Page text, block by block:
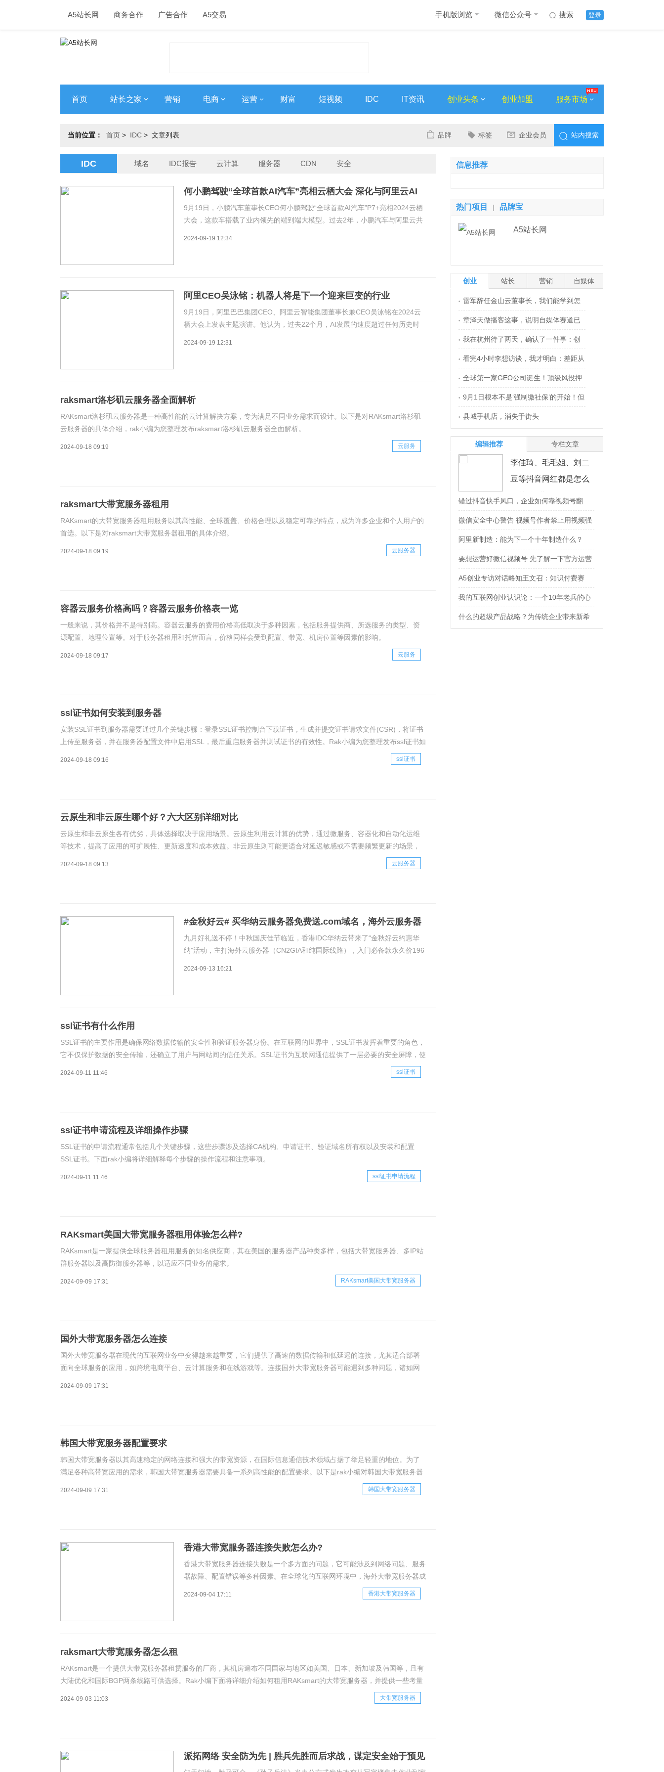
A5站长网 商务合作 广告合作 A5交易 登录
搜索
手机版浏览 微信公众号
首页 站长之家 营销 电商 运营 财富 短视频 IDC IT资讯 创业头条 创业加盟 服务市场
当前位置： 首页 > IDC > 文章列表 品牌 标签 企业会员 站内搜索
IDC 域名 IDC报告 云计算 服务器 CDN 安全
何小鹏驾驶“全球首款AI汽车”亮相云栖大会 深化与阿里云AI
算力合作
9月19日，小鹏汽车董事长CEO何小鹏驾驶“全球首款AI汽车”P7+亮相2024云栖
大会，这款车搭载了业内领先的端到端大模型。过去2年，小鹏汽车与阿里云共
2024-09-19 12:34
阿里CEO吴泳铭：机器人将是下一个迎来巨变的行业
9月19日，阿里巴巴集团CEO、阿里云智能集团董事长兼CEO吴泳铭在2024云
栖大会上发表主题演讲。他认为，过去22个月，AI发展的速度超过任何历史时
2024-09-19 12:31
raksmart洛杉矶云服务器全面解析
RAKsmart洛杉矶云服务器是一种高性能的云计算解决方案，专为满足不同业务需求而设计。以下是对RAKsmart洛杉矶
云服务器的具体介绍，rak小编为您整理发布raksmart洛杉矶云服务器全面解析。
2024-09-18 09:19 云服务
raksmart大带宽服务器租用
RAKsmart的大带宽服务器租用服务以其高性能、全球覆盖、价格合理以及稳定可靠的特点，成为许多企业和个人用户的
首选。以下是对raksmart大带宽服务器租用的具体介绍。
2024-09-18 09:19 云服务器
容器云服务价格高吗？容器云服务价格表一览
一般来说，其价格并不是特别高。容器云服务的费用价格高低取决于多种因素，包括服务提供商、所选服务的类型、资
源配置、地理位置等。对于服务器租用和托管而言，价格同样会受到配置、带宽、机房位置等因素的影响。
2024-09-18 09:17 云服务
ssl证书如何安装到服务器
安装SSL证书到服务器需要通过几个关键步骤：登录SSL证书控制台下载证书，生成并提交证书请求文件(CSR)，将证书
上传至服务器，并在服务器配置文件中启用SSL，最后重启服务器并测试证书的有效性。Rak小编为您整理发布ssl证书如
2024-09-18 09:16 ssl证书
云原生和非云原生哪个好？六大区别详细对比
云原生和非云原生各有优劣，具体选择取决于应用场景。云原生利用云计算的优势，通过微服务、容器化和自动化运维
等技术，提高了应用的可扩展性、更新速度和成本效益。非云原生则可能更适合对延迟敏感或不需要频繁更新的场景，
2024-09-18 09:13 云服务器
#金秋好云# 买华纳云服务器免费送.com域名，海外云服务器
低至16元/月
九月好礼送不停！中秋国庆佳节临近，香港IDC华纳云带来了“金秋好云约惠华
纳”活动，主打海外云服务器（CN2GIA和纯国际线路），入门必备款永久价196
2024-09-13 16:21
ssl证书有什么作用
SSL证书的主要作用是确保网络数据传输的安全性和验证服务器身份。在互联网的世界中，SSL证书发挥着重要的角色，
它不仅保护数据的安全传输，还确立了用户与网站间的信任关系。SSL证书为互联网通信提供了一层必要的安全屏障，使
2024-09-11 11:46 ssl证书
ssl证书申请流程及详细操作步骤
SSL证书的申请流程通常包括几个关键步骤，这些步骤涉及选择CA机构、申请证书、验证域名所有权以及安装和配置
SSL证书。下面rak小编将详细解释每个步骤的操作流程和注意事项。
2024-09-11 11:46 ssl证书申请流程
RAKsmart美国大带宽服务器租用体验怎么样?
RAKsmart是一家提供全球服务器租用服务的知名供应商，其在美国的服务器产品种类多样，包括大带宽服务器、多IP站
群服务器以及高防御服务器等，以适应不同业务的需求。
2024-09-09 17:31 RAKsmart美国大带宽服务器
国外大带宽服务器怎么连接
国外大带宽服务器在现代的互联网业务中变得越来越重要，它们提供了高速的数据传输和低延迟的连接，尤其适合部署
面向全球服务的应用，如跨境电商平台、云计算服务和在线游戏等。连接国外大带宽服务器可能遇到多种问题，诸如网
2024-09-09 17:31
韩国大带宽服务器配置要求
韩国大带宽服务器以其高速稳定的网络连接和强大的带宽资源，在国际信息通信技术领域占据了举足轻重的地位。为了
满足各种高带宽应用的需求，韩国大带宽服务器需要具备一系列高性能的配置要求。以下是rak小编对韩国大带宽服务器
2024-09-09 17:31 韩国大带宽服务器
香港大带宽服务器连接失败怎么办?
香港大带宽服务器连接失败是一个多方面的问题，它可能涉及到网络问题、服务
器故障、配置错误等多种因素。在全球化的互联网环境中，海外大带宽服务器成
为企业和个人数据传输和业务需求的重要工具。然而，当遇到连接失败时，用户
可能会感到无助和困惑。下面rak小编将详细分析香港大带宽服务器连接失败的
2024-09-04 17:11 香港大带宽服务器
raksmart大带宽服务器怎么租
RAKsmart是一个提供大带宽服务器租赁服务的厂商，其机房遍布不同国家与地区如美国、日本、新加坡及韩国等，且有
大陆优化和国际BGP两条线路可供选择。Rak小编下面将详细介绍如何租用RAKsmart的大带宽服务器，并提供一些考量
2024-09-03 11:03 大带宽服务器
派拓网络 安全防为先 | 胜兵先胜而后求战，谋定安全始于预见
信息推荐
热门项目 | 品牌宝
A5站长网
创业 站长 营销 自媒体
• 雷军辞任金山云董事长，我们能学到怎
么样的创业哲学？
• 章泽天做播客这事，说明自媒体赛道已
经换人了
• 我在杭州待了两天，确认了一件事：创
业没消失
• 看完4小时李想访谈，我才明白：差距从
初中就开始了！
• 全球第一家GEO公司诞生！顶级风投押
注GEO赛道
• 9月1日根本不是‘强制缴社保’的开始！但
企业不交的后果更严重了
• 县城手机店，消失于街头
编辑推荐 专栏文章
李佳琦、毛毛姐、刘二
豆等抖音网红都是怎么
错过抖音快手风口，企业如何靠视频号翻
身？
微信安全中心警告 视频号作者禁止用视频强
制广告导流
阿里新制造：能为下一个十年制造什么？
要想运营好微信视频号 先了解一下官方运营
规范
A5创业专访对话略知王文召：知识付费赛
道，让创业者内容变现更简单
我的互联网创业认识论：一个10年老兵的心
得与思考
什么的超级产品战略？为传统企业带来新希